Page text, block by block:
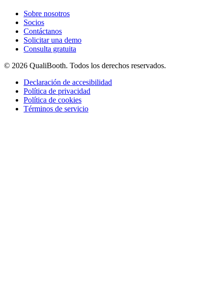
Sobre nosotros
Socios
Contáctanos
Solicitar una demo
Consulta gratuita
© 2026 QualiBooth. Todos los derechos reservados.
Declaración de accesibilidad
Política de privacidad
Política de cookies
Términos de servicio